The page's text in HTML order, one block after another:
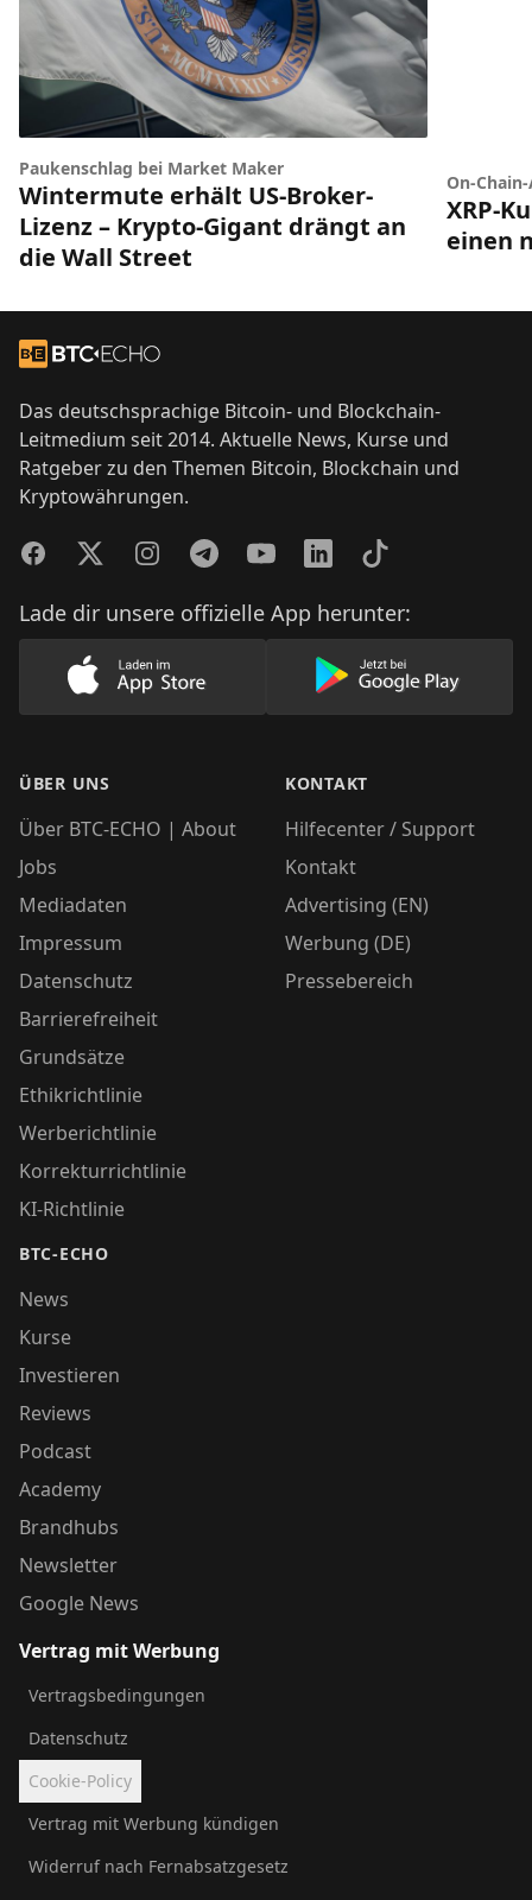
Paukenschlag bei Market Maker
Wintermute erhält US-Broker-
Lizenz – Krypto-Gigant drängt an
die Wall Street
On-
XRP-
einen
Zur Startseite
Das deutschsprachige Bitcoin- und Blockchain-
Leitmedium seit 2014. Aktuelle News, Kurse und
Ratgeber zu den Themen Bitcoin, Blockchain und
Kryptowährungen.
FacebookTwitterInstagramTelegramYouTubeLinkedInTikTok
Lade dir unsere offizielle App herunter:
Lade unsere App im AppStore herunter
Lade unsere
ÜBER UNS
Über BTC-ECHO | About
Jobs
Mediadaten
Impressum
Datenschutz
Barrierefreiheit
Grundsätze
Ethikrichtlinie
Werberichtlinie
Korrekturrichtlinie
KI-Richtlinie
BTC-ECHO
News
Kurse
Investieren
Reviews
Podcast
Academy
Brandhubs
Newsletter
Google News
KONTAKT
Hilfecenter / Support
Kontakt
Advertising (EN)
Werbung (DE)
Pressebereich
Vertrag mit Werbung
Vertragsbedingungen
Datenschutz
Cookie-Policy
Vertrag mit Werbung kündigen
Widerruf nach Fernabsatzgesetz